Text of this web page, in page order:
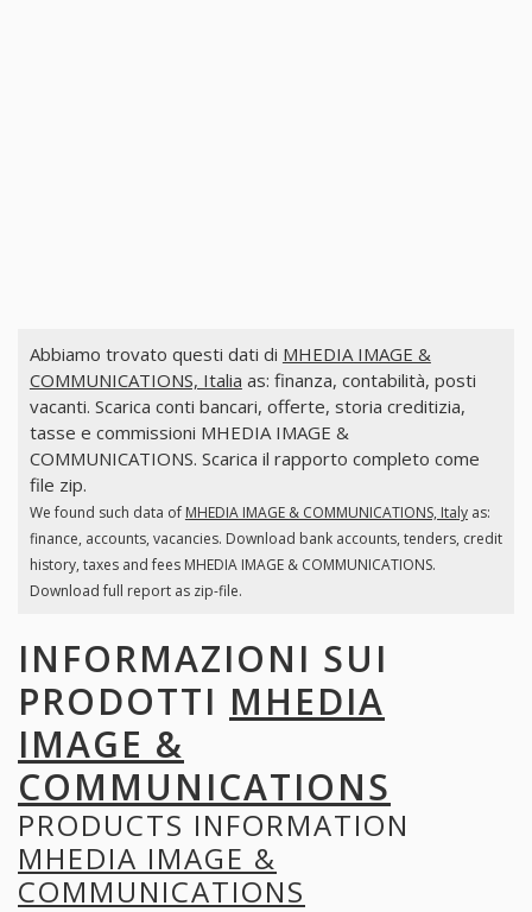
Abbiamo trovato questi dati di MHEDIA IMAGE &
COMMUNICATIONS, Italia as: finanza, contabilità, posti
vacanti. Scarica conti bancari, offerte, storia creditizia,
tasse e commissioni MHEDIA IMAGE &
COMMUNICATIONS. Scarica il rapporto completo come
file zip.
We found such data of MHEDIA IMAGE & COMMUNICATIONS, Italyas:
finance, accounts, vacancies. Download bank accounts, tenders, credit
history, taxes and fees MHEDIA IMAGE & COMMUNICATIONS.
Download full report as zip-file.
INFORMAZIONI SUI
PRODOTTI MHEDIA
IMAGE &
COMMUNICATIONS
PRODUCTS INFORMATION
MHEDIA IMAGE &
COMMUNICATIONS